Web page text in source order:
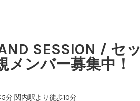
SESSION / セッ
ンバー募集中！
分 関内駅より徒歩10分